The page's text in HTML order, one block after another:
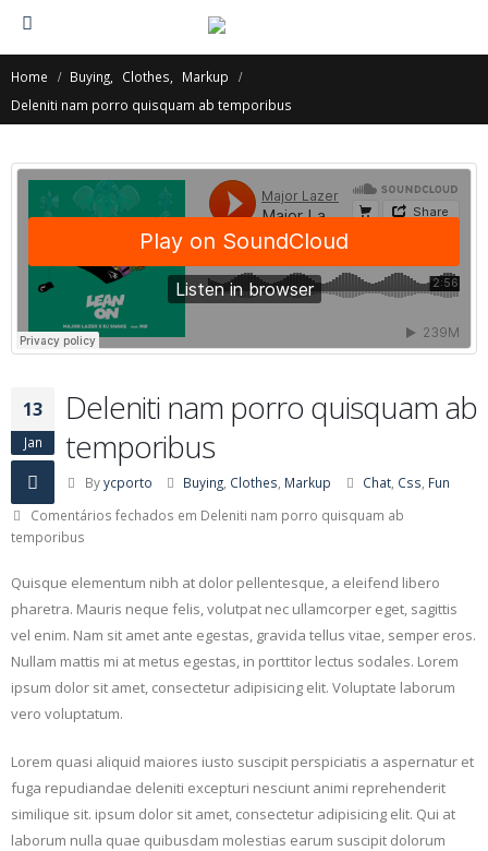
Home Buying Clothes
Markup
Deleniti nam porro quisquam ab temporibus
13
Jan
Deleniti nam porro quisquam ab
temporibus
Byycporto Buying Clothes Markup Chat Css Fun
Comentários fechados em Deleniti nam porro quisquam ab
temporibus
Quisque elementum nibh at dolor pellentesque, a eleifend libero
pharetra. Mauris neque felis, volutpat nec ullamcorper eget, sagittis
vel enim. Nam sit amet ante egestas, gravida tellus vitae, semper eros.
Nullam mattis mi at metus egestas, in porttitor lectus sodales. Lorem
ipsum dolor sit amet, consectetur adipisicing elit. Voluptate laborum
vero voluptatum.
Lorem quasi aliquid maiores iusto suscipit perspiciatis a aspernatur et
fuga repudiandae deleniti excepturi nesciunt animi reprehenderit
similique sit. ipsum dolor sit amet, consectetur adipisicing elit. Qui at
laborum nulla quae quibusdam molestias earum suscipit dolorum